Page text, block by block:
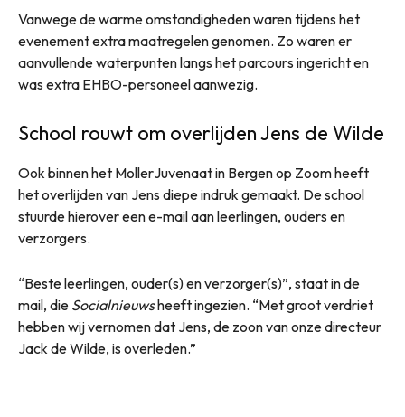
Vanwege de warme omstandigheden waren tijdens het
evenement extra maatregelen genomen. Zo waren er
aanvullende waterpunten langs het parcours ingericht en
was extra EHBO-personeel aanwezig.
School rouwt om overlijden Jens de Wilde
Ook binnen het MollerJuvenaat in Bergen op Zoom heeft
het overlijden van Jens diepe indruk gemaakt. De school
stuurde hierover een e-mail aan leerlingen, ouders en
verzorgers.
“Beste leerlingen, ouder(s) en verzorger(s)”, staat in de
mail, die Socialnieuwsheeft ingezien. “Met groot verdriet
hebben wij vernomen dat Jens, de zoon van onze directeur
Jack de Wilde, is overleden.”